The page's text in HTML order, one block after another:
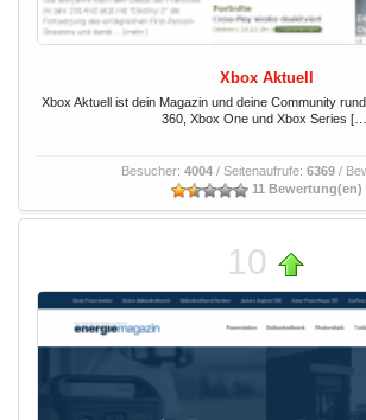
Xbox Aktuell
Xbox Aktuell ist dein Magazin und deine Community
360, Xbox One und Xbox Series
Besucher: 4004 / Seitenaufrufe: 6369 /
11 Bewertung(en)
10